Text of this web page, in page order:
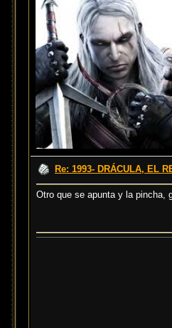
Re: 1993- DRÁCULA, EL
Otro que se apunta y la pincha,